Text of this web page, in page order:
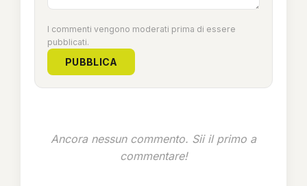
I commenti vengono moderati prima di essere
pubblicati.
PUBBLICA
Ancora nessun commento. Sii il primo a
commentare!